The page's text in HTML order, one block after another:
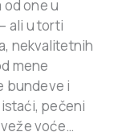
one u
ali u torti
nekvalitetnih
mene
bundeve i
pečeni
voće…